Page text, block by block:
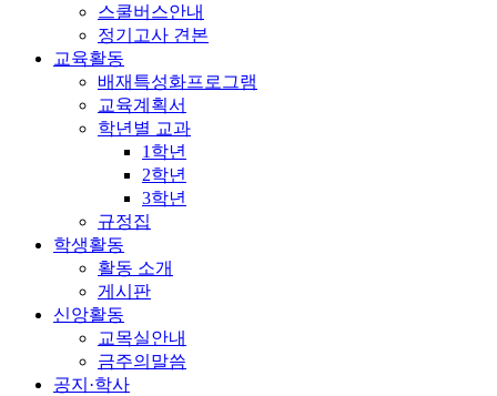
스쿨버스안내
정기고사 견본
교육활동
배재특성화프로그램
교육계획서
학년별 교과
1학년
2학년
3학년
규정집
학생활동
활동 소개
게시판
신앙활동
교목실안내
금주의말씀
공지·학사